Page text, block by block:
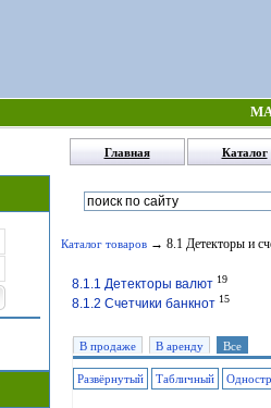
Главная Каталог
Каталог товаров→ 8.1 Детекторы и
8.1.1 Детекторы валют 19
8.1.2 Счетчики банкнот 15
В продаже В аренду Все
Развёрнутый Табличный